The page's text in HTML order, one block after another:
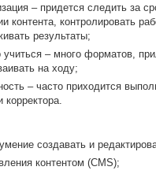
– придется следить за
контента, контролировать
результаты;
учиться – много форматов,
на ходу;
– часто приходится
корректора.
создавать и
контентом (CMS);